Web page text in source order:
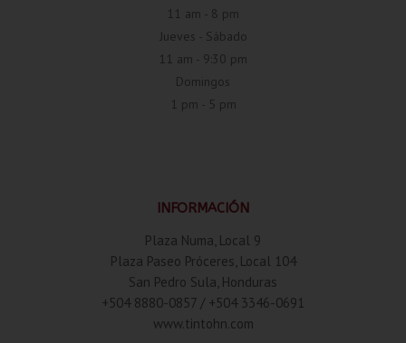
11 am - 8 pm
Jueves - Sábado
11 am - 9:30 pm
Domingos
1 pm - 5 pm
INFORMACIÓN
Plaza Numa, Local 9
Plaza Paseo Próceres, Local 104
San Pedro Sula, Honduras
+504 8880-0857 / +504 3346-0691
www.tintohn.com